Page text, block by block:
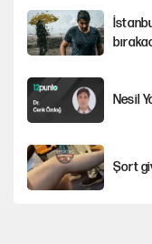
Nesil
Şort